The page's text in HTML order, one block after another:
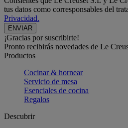
tus datos como corresponsables del
Privacidad.
¡Gracias por suscribirte!
Pronto recibirás novedades de Le
Productos
Cocinar & hornear
Servicio de mesa
Esenciales de cocina
Regalos
Descubrir